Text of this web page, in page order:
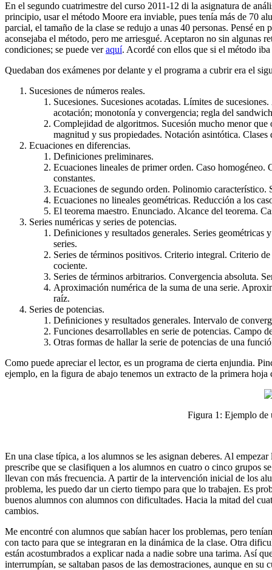
En el segundo cuatrimestre del curso 2011-12 di la asignatura de
principio, usar el método Moore era inviable, pues tenía más de 70
parcial, el tamaño de la clase se redujo a unas 40 personas. Pensé
aconsejaba el método, pero me arriesgué. Aceptaron no sin algunas
condiciones; se puede veraquí. Acordé con ellos que si el método
Quedaban dos exámenes por delante y el programa a cubrir era el
Sucesiones de números reales.
Sucesiones. Sucesiones acotadas. Límites de
acotación; monotonía y convergencia; regla del
Complejidad de algoritmos. Sucesión mucho menor
magnitud y sus propiedades. Notación asintótica. Clases
Ecuaciones en diferencias.
Definiciones preliminares.
Ecuaciones lineales de primer orden. Caso
constantes.
Ecuaciones de segundo orden. Polinomio característico.
Ecuaciones no lineales geométricas. Reducción a los
El teorema maestro. Enunciado. Alcance del teorema.
Series numéricas y series de potencias.
Deﬁniciones y resultados generales. Series
series.
Series de términos positivos. Criterio integral. Criterio
cociente.
Series de términos arbitrarios. Convergencia absoluta.
Aproximación numérica de la suma de una serie.
raíz.
Series de potencias.
Deﬁniciones y resultados generales. Intervalo de
Funciones desarrollables en serie de potencias. Campo
Otras formas de hallar la serie de potencias de una
Como puede apreciar el lector, es un programa de cierta enjundia.
ejemplo, en la figura de abajo tenemos un extracto de la primera
Figura 1: Ejemplo de
En una clase típica, a los alumnos se les asignan deberes. Al
prescribe que se clasifiquen a los alumnos en cuatro o cinco grupos
llevan con más frecuencia. A partir de la intervención inicial de los
problema, les puedo dar un cierto tiempo para que lo trabajen. Es
buenos alumnos con alumnos con dificultades. Hacia la mitad del
cambios.
Me encontré con alumnos que sabían hacer los problemas, pero
con tacto para que se integraran en la dinámica de la clase. Otra
están acostumbrados a explicar nada a nadie sobre una tarima. Así
interrumpían, se saltaban pasos de las demostraciones, aunque en